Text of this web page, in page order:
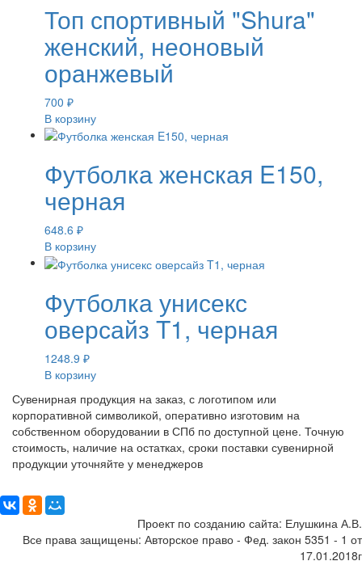
Топ спортивный "Shura"
женский, неоновый
оранжевый
700 ₽
В корзину
Футболка женская E150,
черная
648.6 ₽
В корзину
Футболка унисекс
оверсайз T1, черная
1248.9 ₽
В корзину
Сувенирная продукция на заказ, с логотипом или
корпоративной символикой, оперативно изготовим на
собственном оборудовании в СПб по доступной цене. Точную
стоимость, наличие на остатках, сроки поставки сувенирной
продукции уточняйте у менеджеров
Проект по созданию сайта: Елушкина А.В.
Все права защищены: Авторское право - Фед. закон 5351 - 1 от
17.01.2018г